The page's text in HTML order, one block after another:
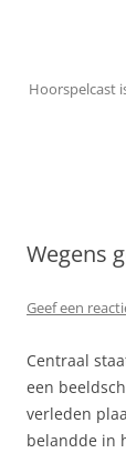
Hoorspelcast
Wegens
Geef een
Centraal
een
verleden
belandde in